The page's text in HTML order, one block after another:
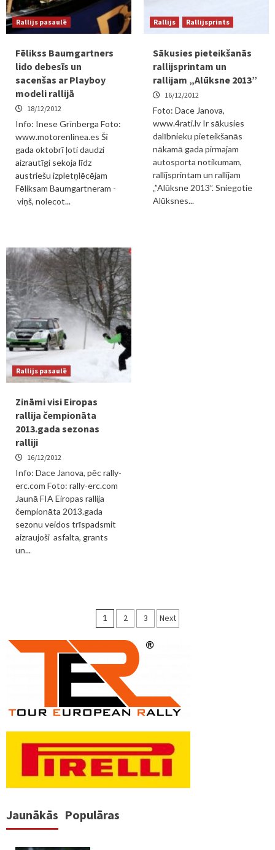
Rallijs pasaulē
Fēlikss Baumgartners
lido debesīs un
sacenšas ar Playboy
modeli rallijā
18/12/2012
Info: Inese Grīnberga Foto:
www.motorenlinea.es Šī
gada oktobrī ļoti daudzi
aizrautīgi sekoja līdz
austriešu izpletņlēcējam
Fēliksam Baumgartneram -
viņš, nolecot...
Rallijs Rallijsprints
Sākusies pieteikšanās
rallijsprintam un
rallijam „Alūksne 2013”
16/12/2012
Foto: Dace Janova,
www.4rati.lv Ir sākusies
dalībnieku pieteikšanās
nākamā gada pirmajam
autosporta notikumam,
rallijsprintam un rallijam
„”Alūksne 2013”. Sniegotie
Alūksnes...
Rallijs pasaulē
Zināmi visi Eiropas
rallija čempionāta
2013.gada sezonas
ralliji
16/12/2012
Info: Dace Janova, pēc rally-
erc.com Foto: rally-erc.com
Jaunā FIA Eiropas rallija
čempionāta 2013.gada
sezonu veidos trīspadsmit
aizraujoši asfalta, grants
un...
Ziņu
numerācija
pēc
lappusēm
1 2 3 Next
Jaunākās Populāras